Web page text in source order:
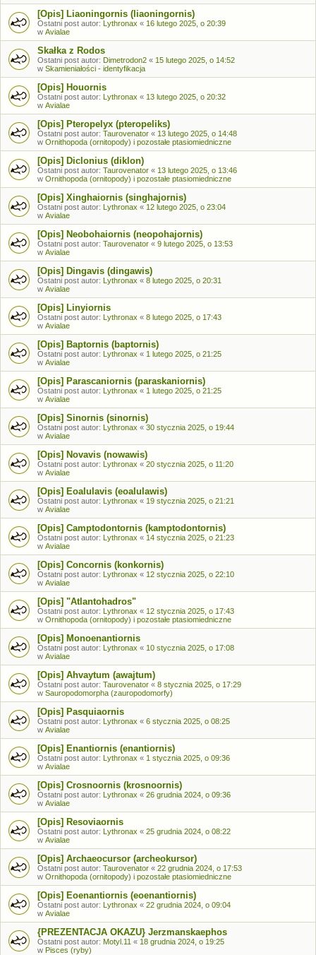
[Opis] Liaoningornis (liaoningornis)
Ostatni post autor: Lythronax « 16 lutego 2025, o 20:39
w Avialae
Skałka z Rodos
Ostatni post autor: Dimetrodon2 « 15 lutego 2025, o 14:52
w Skamieniałości - identyfikacja
[Opis] Houornis
Ostatni post autor: Lythronax « 13 lutego 2025, o 20:32
w Avialae
[Opis] Pteropelyx (pteropeliks)
Ostatni post autor: Taurovenator « 13 lutego 2025, o 14:48
w Ornithopoda (ornitopody) i pozostałe ptasiomiedniczne
[Opis] Diclonius (diklon)
Ostatni post autor: Taurovenator « 13 lutego 2025, o 13:46
w Ornithopoda (ornitopody) i pozostałe ptasiomiedniczne
[Opis] Xinghaiornis (singhajornis)
Ostatni post autor: Lythronax « 12 lutego 2025, o 23:04
w Avialae
[Opis] Neobohaiornis (neopohajornis)
Ostatni post autor: Taurovenator « 9 lutego 2025, o 13:53
w Avialae
[Opis] Dingavis (dingawis)
Ostatni post autor: Lythronax « 8 lutego 2025, o 20:31
w Avialae
[Opis] Linyiornis
Ostatni post autor: Lythronax « 8 lutego 2025, o 17:43
w Avialae
[Opis] Baptornis (baptornis)
Ostatni post autor: Lythronax « 1 lutego 2025, o 21:25
w Avialae
[Opis] Parascaniornis (paraskaniornis)
Ostatni post autor: Lythronax « 1 lutego 2025, o 21:25
w Avialae
[Opis] Sinornis (sinornis)
Ostatni post autor: Lythronax « 30 stycznia 2025, o 19:44
w Avialae
[Opis] Novavis (nowawis)
Ostatni post autor: Lythronax « 20 stycznia 2025, o 11:20
w Avialae
[Opis] Eoalulavis (eoalulawis)
Ostatni post autor: Lythronax « 19 stycznia 2025, o 21:21
w Avialae
[Opis] Camptodontornis (kamptodontornis)
Ostatni post autor: Lythronax « 14 stycznia 2025, o 21:23
w Avialae
[Opis] Concornis (konkornis)
Ostatni post autor: Lythronax « 12 stycznia 2025, o 22:10
w Avialae
[Opis] "Atlantohadros"
Ostatni post autor: Lythronax « 12 stycznia 2025, o 17:43
w Ornithopoda (ornitopody) i pozostałe ptasiomiedniczne
[Opis] Monoenantiornis
Ostatni post autor: Lythronax « 10 stycznia 2025, o 17:08
w Avialae
[Opis] Ahvaytum (awajtum)
Ostatni post autor: Taurovenator « 8 stycznia 2025, o 17:29
w Sauropodomorpha (zauropodomorfy)
[Opis] Pasquiaornis
Ostatni post autor: Lythronax « 6 stycznia 2025, o 08:25
w Avialae
[Opis] Enantiornis (enantiornis)
Ostatni post autor: Lythronax « 1 stycznia 2025, o 09:36
w Avialae
[Opis] Crosnoornis (krosnoornis)
Ostatni post autor: Lythronax « 26 grudnia 2024, o 09:36
w Avialae
[Opis] Resoviaornis
Ostatni post autor: Lythronax « 25 grudnia 2024, o 08:22
w Avialae
[Opis] Archaeocursor (archeokursor)
Ostatni post autor: Taurovenator « 22 grudnia 2024, o 17:53
w Ornithopoda (ornitopody) i pozostałe ptasiomiedniczne
[Opis] Eoenantiornis (eoenantiornis)
Ostatni post autor: Lythronax « 22 grudnia 2024, o 09:04
w Avialae
{PREZENTACJA OKAZU} Jerzmanskaephos
Ostatni post autor: Motyl.11 « 18 grudnia 2024, o 19:25
w Pisces (ryby)